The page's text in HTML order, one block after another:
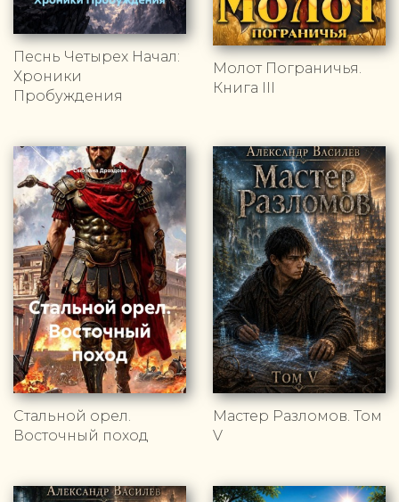
Песнь Четырех Начал:
Хроники
Пробуждения
Молот Пограничья.
Книга III
Стальной орел.
Восточный поход
Мастер Разломов. Том
V